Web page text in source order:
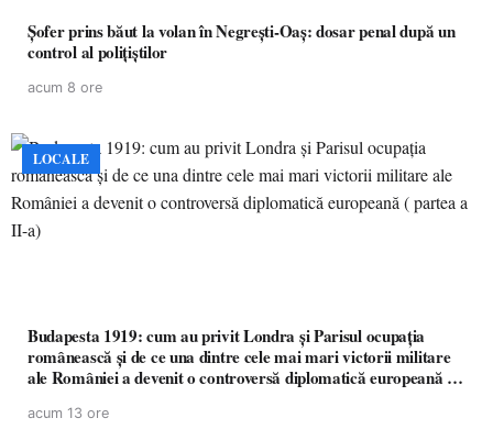
Șofer prins băut la volan în Negrești-Oaș: dosar penal după un
control al polițiștilor
acum 8 ore
LOCALE
Budapesta 1919: cum au privit Londra și Parisul ocupația
românească și de ce una dintre cele mai mari victorii militare
ale României a devenit o controversă diplomatică europeană (
acum 13 ore